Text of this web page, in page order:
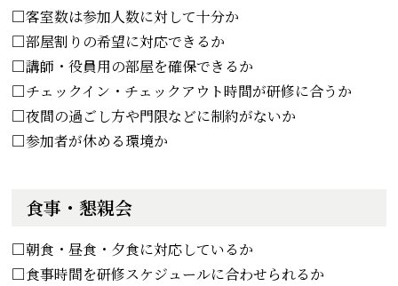
□客室数は参加人数に対して十分か
□部屋割りの希望に対応できるか
□講師・役員用の部屋を確保できるか
□チェックイン・チェックアウト時間が研修に合うか
□夜間の過ごし方や門限などに制約がないか
□参加者が休める環境か
食事・懇親会
□朝食・昼食・夕食に対応しているか
□食事時間を研修スケジュールに合わせられるか